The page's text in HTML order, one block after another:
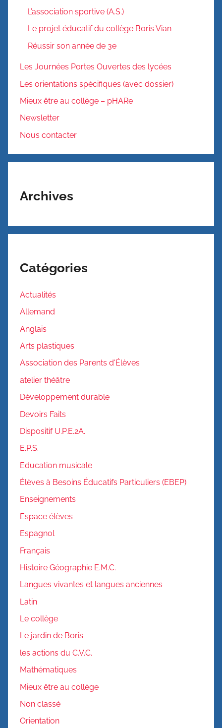
L’association sportive (A.S.)
Le projet éducatif du collège Boris Vian
Réussir son année de 3e
Les Journées Portes Ouvertes des lycées
Les orientations spécifiques (avec dossier)
Mieux être au collège – pHARe
Newsletter
Nous contacter
Archives
Catégories
Actualités
Allemand
Anglais
Arts plastiques
Association des Parents d'Élèves
atelier théâtre
Développement durable
Devoirs Faits
Dispositif U.P.E.2A.
E.P.S.
Education musicale
Élèves à Besoins Éducatifs Particuliers (EBEP)
Enseignements
Espace élèves
Espagnol
Français
Histoire Géographie E.M.C.
Langues vivantes et langues anciennes
Latin
Le collège
Le jardin de Boris
les actions du C.V.C.
Mathématiques
Mieux être au collège
Non classé
Orientation